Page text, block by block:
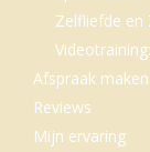
Zelfliefde
Afspraak maken
Reviews
Mijn ervaring